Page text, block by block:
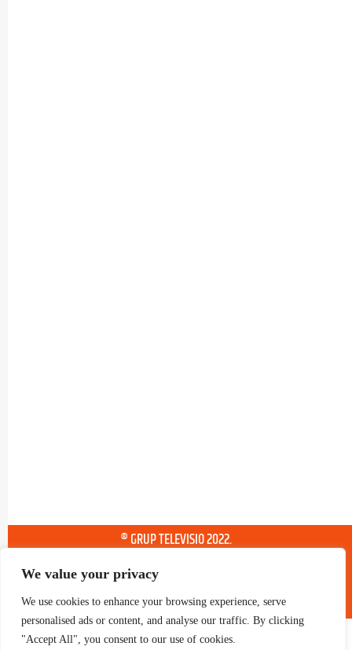
We value your privacy
We use cookies to enhance your browsing experience, serve
personalised ads or content, and analyse our traffic. By clicking
"Accept All", you consent to our use of cookies.
® GRUP TELEVISIO 2022.
TOTS ELS DRETS RESERVATS